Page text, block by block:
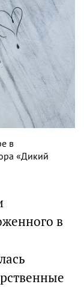
в
«Дикий
в